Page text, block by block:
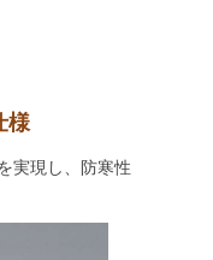
様
実現し、防寒性